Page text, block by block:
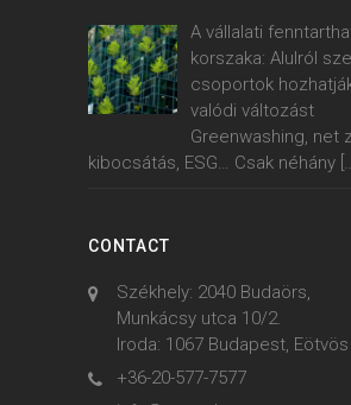
A vállalati
korszaka: Alulról
csoportok
valódi változást
Greenwashing, net
kibocsátás, ESG… Csak néhány
CONTACT
Székhely: 2040 Budaörs,
Munkácsy utca 10/2.
Iroda: 1067 Budapest, Eötvös
+36-20-577-7577